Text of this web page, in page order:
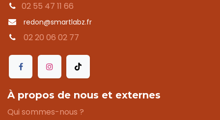
02 55 47 11 66
redon@smartlabz.fr
02 20 06 02 77
À propos de nous et externes
Qui sommes-nous ?